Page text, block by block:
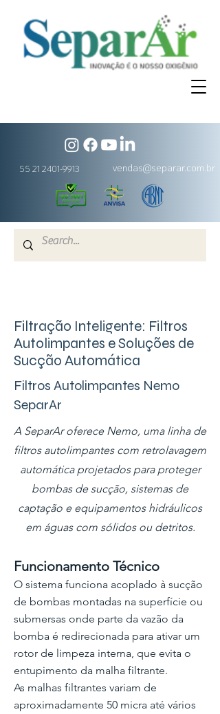
55 21 2401-9913 vendas@separar.com.br
Filtração Inteligente: Filtros
Autolimpantes e Soluções de
Sucção Automática
Filtros Autolimpantes Nemo
SeparAr
A SeparAr oferece Nemo, uma linha de
filtros autolimpantes com retrolavagem
automática projetados para proteger
bombas de sucção, sistemas de
captação e equipamentos hidráulicos
em águas com sólidos ou detritos.
Funcionamento Técnico
O sistema funciona acoplado à sucção
de bombas montadas na superfície ou
submersas onde parte da vazão da
bomba é redirecionada para ativar um
rotor de limpeza interna, que evita o
entupimento da malha filtrante.
As malhas filtrantes variam de
aproximadamente 50 micra até vários